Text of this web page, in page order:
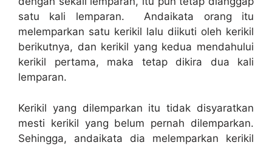
satu kali lemparan. Andaikata orang itu
melemparkan satu kerikil lalu diikuti oleh kerikil
berikutnya, dan kerikil yang kedua mendahului
kerikil pertama, maka tetap dikira dua kali
lemparan.
Kerikil yang dilemparkan itu tidak disyaratkan
mesti kerikil yang belum pernah dilemparkan.
Sehingga, andaikata dia melemparkan kerikil